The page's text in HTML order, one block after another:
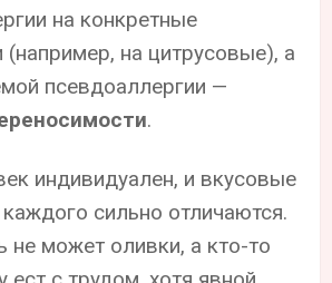
на конкретные
(например, на цитрусовые), а
псевдоаллергии —
.
индивидуален, и вкусовые
сильно отличаются.
не может оливки, а кто-то